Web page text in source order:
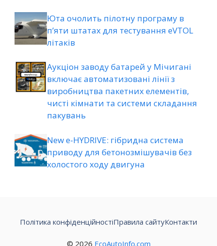
Юта очолить пілотну програму в
п’яти штатах для тестування eVTOL
літаків
Аукціон заводу батарей у Мічигані
включає автоматизовані лінії з
виробництва пакетних елементів,
чисті кімнати та системи складання
пакувань
New e-HYDRIVE: гібридна система
приводу для бетонозмішувачів без
холостого ходу двигуна
© 2026 EcoAutoInfo.com
Політика конфіденційностіПравила сайтуКонтакти